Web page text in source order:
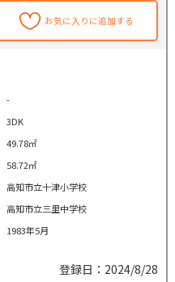
お気に入りに追加する
-
3DK
49.78㎡
58.72㎡
高知市立十津小学校
高知市立三里中学校
1983年5月
登録日：2024/8/28